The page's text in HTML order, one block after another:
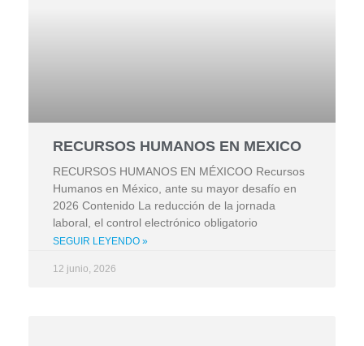
RECURSOS HUMANOS EN MEXICO
RECURSOS HUMANOS EN MÉXICOO Recursos
Humanos en México, ante su mayor desafío en
2026 Contenido La reducción de la jornada
laboral, el control electrónico obligatorio
SEGUIR LEYENDO »
12 junio, 2026